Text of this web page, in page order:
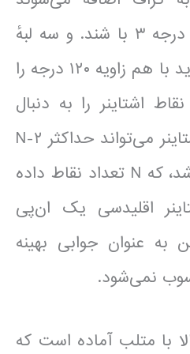
(نقاط اشتاینر) باید از درجه ۳ با شند. و سه لبهٔ
متلاقی در یک نقطه باید با هم زاویه ۱۲۰ درجه را
اشتاینر را به دنبال
دارد که یک درخت اشتاینر می‌تواند حداکثر N-۲
نقطه اشتاینر داشته باشد، که N تعداد نقاط داده
اقلیدسی یک ان‌پی
عنوان جوابی بهینه
نمی‌شود.
با متلب آماده است که